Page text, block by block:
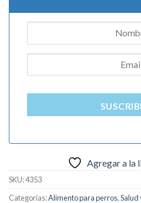
Agregar a la
SKU:4353
Categorías:Alimento para perros,Salud